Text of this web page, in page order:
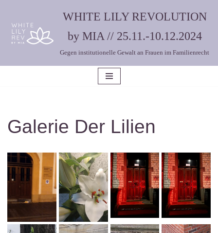
Zum
Inhalt
WHITE LILY REVOLUTION
by MIA // 25.11.-10.12.2024
Gegen institutionelle Gewalt an Frauen im Familienrecht
Galerie Der Lilien